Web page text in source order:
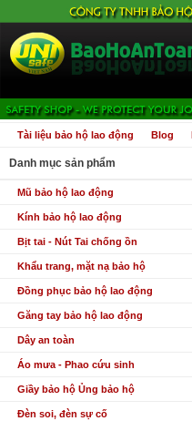
Tài liệu bảo hộ lao động Blog
Danh mục sản phẩm
Mũ bảo hộ lao động
Kính bảo hộ lao động
Bịt tai - Nút Tai chống ồn
Khẩu trang, mặt nạ bảo hộ
Đồng phục bảo hộ lao động
Găng tay bảo hộ lao động
Dây an toàn
Áo mưa - Phao cứu sinh
Giầy bảo hộ Ủng bảo hộ
Đèn soi, đèn sự cố